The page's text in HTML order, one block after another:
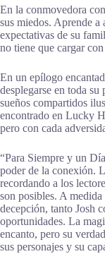
En la conmovedora
sus miedos. Aprende a
expectativas de su
no tiene que cargar
En un epílogo
desplegarse en toda
sueños compartidos
encontrado en Lucky
pero con cada
“Para Siempre y un
poder de la conexión.
recordando a los
son posibles. A
decepción, tanto Josh
oportunidades. La
encanto, pero su
sus personajes y su